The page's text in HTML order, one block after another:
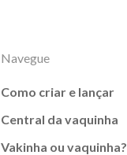
Navegue
Como criar e lançar
Central da vaquinha
Vakinha ou vaquinha?